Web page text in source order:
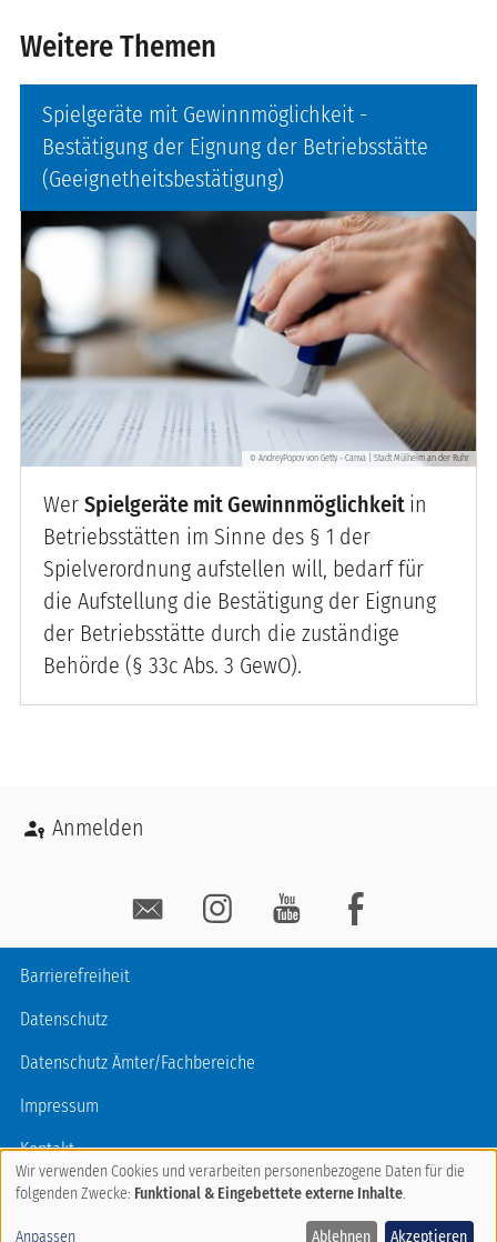
Weitere Themen
Spielgeräte mit Gewinnmöglichkeit -
Bestätigung der Eignung der Betriebsstätte
(Geeignetheitsbestätigung)
© AndreyPopov von Getty - Canva | Stadt Mülheim an der Ruhr
Wer Spielgeräte mit Gewinnmöglichkeit in
Betriebsstätten im Sinne des § 1 der
Spielverordnung aufstellen will, bedarf für
die Aufstellung die Bestätigung der Eignung
der Betriebsstätte durch die zuständige
Behörde (§ 33c Abs. 3 GewO).
Benutzermenü
Anmelden
Fußzeile
Barrierefreiheit
Datenschutz
Datenschutz Ämter/Fachbereiche
Impressum
Kontakt
Nutzungsbedingungen
Verwendung
von
Wir verwenden Cookies und verarbeiten personenbezogene Daten für die
folgenden Zwecke: Funktional & Eingebettete externe Inhalte.
Anpassen Ablehnen Akzeptieren